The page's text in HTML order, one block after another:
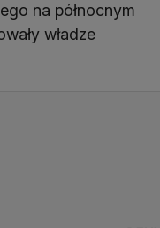
na północnym
władze